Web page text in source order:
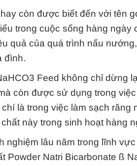
còn được biết đến với tên
trong cuộc sống hàng
quả của quá trình nấu
đình.
Feed không chỉ dừng
còn được sử dụng trong
là trong việc làm sạch răng
này trong sinh hoạt hàng
lâu năm trong lĩnh
Powder Natri Bicarbonate ß